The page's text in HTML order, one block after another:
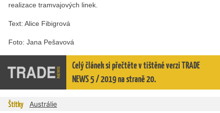
realizace tramvajových linek.
Text: Alice Fibigrová
Foto: Jana Pešavová
Celý článek si přečtěte v tištěné verzi TRADE
NEWS 5 / 2019 na straně 20.
Štítky Austrálie